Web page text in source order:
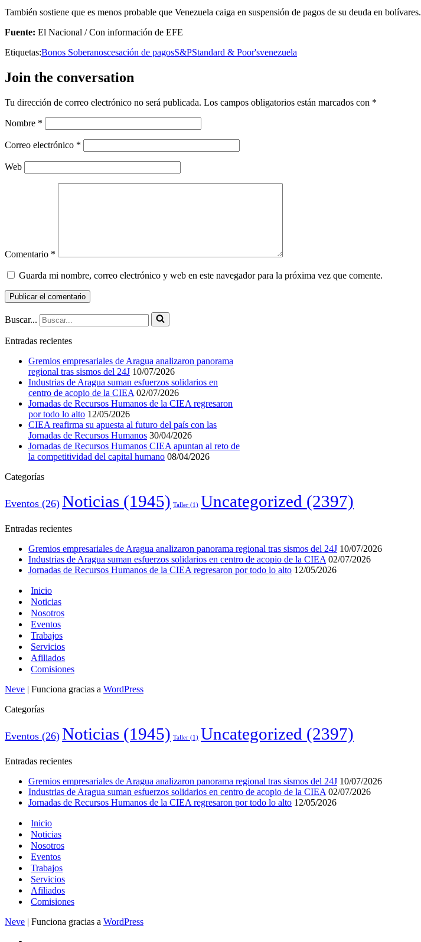
También sostiene que es menos probable que Venezuela caiga en suspensión de pagos de su deuda en bolívares.
Fuente: El Nacional / Con información de EFE
Etiquetas:Bonos Soberanoscesación de pagosS&PStandard & Poor'svenezuela
Join the conversation
Tu dirección de correo electrónico no será publicada. Los campos obligatorios están marcados con *
Nombre *
Correo electrónico *
Web
Comentario *
Guarda mi nombre, correo electrónico y web en este navegador para la próxima vez que comente.
Buscar...
Entradas recientes
Gremios empresariales de Aragua analizaron panorama
regional tras sismos del 24J 10/07/2026
Industrias de Aragua suman esfuerzos solidarios en
centro de acopio de la CIEA 02/07/2026
Jornadas de Recursos Humanos de la CIEA regresaron
por todo lo alto 12/05/2026
CIEA reafirma su apuesta al futuro del país con las
Jornadas de Recursos Humanos 30/04/2026
Jornadas de Recursos Humanos CIEA apuntan al reto de
la competitividad del capital humano 08/04/2026
Categorías
Eventos (26) Noticias (1945) Taller (1) Uncategorized (2397)
Entradas recientes
Gremios empresariales de Aragua analizaron panorama regional tras sismos del 24J 10/07/2026
Industrias de Aragua suman esfuerzos solidarios en centro de acopio de la CIEA 02/07/2026
Jornadas de Recursos Humanos de la CIEA regresaron por todo lo alto 12/05/2026
Inicio
Noticias
Nosotros
Eventos
Trabajos
Servicios
Afiliados
Comisiones
Neve | Funciona gracias a WordPress
Categorías
Eventos (26) Noticias (1945) Taller (1) Uncategorized (2397)
Entradas recientes
Gremios empresariales de Aragua analizaron panorama regional tras sismos del 24J 10/07/2026
Industrias de Aragua suman esfuerzos solidarios en centro de acopio de la CIEA 02/07/2026
Jornadas de Recursos Humanos de la CIEA regresaron por todo lo alto 12/05/2026
Inicio
Noticias
Nosotros
Eventos
Trabajos
Servicios
Afiliados
Comisiones
Neve | Funciona gracias a WordPress